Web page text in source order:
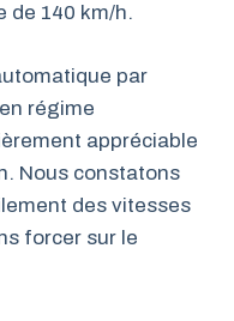
de 140 km/h.
par
régime
appréciable
Nous constatons
des vitesses
forcer sur le